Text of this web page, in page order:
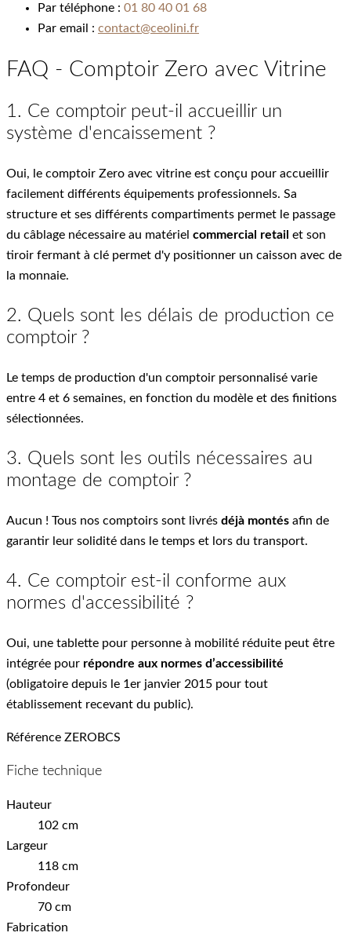
Par téléphone : 01 80 40 01 68
Par email : contact@ceolini.fr
FAQ - Comptoir Zero avec Vitrine
1. Ce comptoir peut-il accueillir un
système d'encaissement ?
Oui, le comptoir Zero avec vitrine est conçu pour accueillir
facilement différents équipements professionnels. Sa
structure et ses différents compartiments permet le passage
du câblage nécessaire au matériel commercial retail et son
tiroir fermant à clé permet d'y positionner un caisson avec de
la monnaie.
2. Quels sont les délais de production ce
comptoir ?
Le temps de production d'un comptoir personnalisé varie
entre 4 et 6 semaines, en fonction du modèle et des finitions
sélectionnées.
3. Quels sont les outils nécessaires au
montage de comptoir ?
Aucun ! Tous nos comptoirs sont livrés déjà montés afin de
garantir leur solidité dans le temps et lors du transport.
4. Ce comptoir est-il conforme aux
normes d'accessibilité ?
Oui, une tablette pour personne à mobilité réduite peut être
intégrée pour répondre aux normes d’accessibilité
(obligatoire depuis le 1er janvier 2015 pour tout
établissement recevant du public).
Référence ZEROBCS
Fiche technique
Hauteur
102 cm
Largeur
118 cm
Profondeur
70 cm
Fabrication